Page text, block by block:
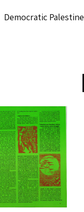
Democratic Palestine